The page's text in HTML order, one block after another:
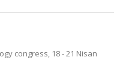
congress, 18 - 21 Nisan